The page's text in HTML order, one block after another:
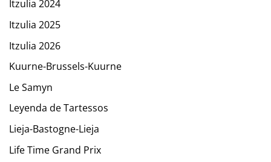
Itzulia 2024
Itzulia 2025
Itzulia 2026
Kuurne-Brussels-Kuurne
Le Samyn
Leyenda de Tartessos
Lieja-Bastogne-Lieja
Life Time Grand Prix